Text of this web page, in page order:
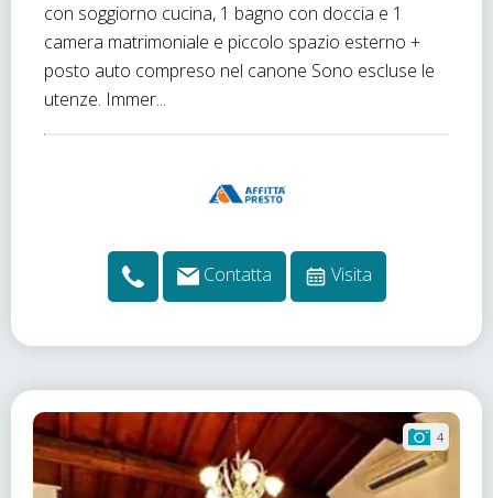
con soggiorno cucina, 1 bagno con doccia e 1
camera matrimoniale e piccolo spazio esterno +
posto auto compreso nel canone Sono escluse le
utenze. Immer...
Contatta Visita
4